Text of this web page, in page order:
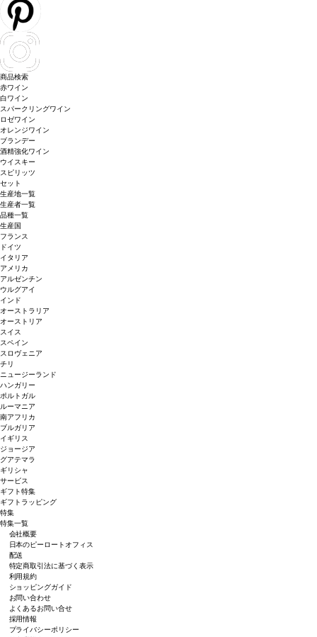
商品検索
赤ワイン
白ワイン
スパークリングワイン
ロゼワイン
オレンジワイン
ブランデー
酒精強化ワイン
ウイスキー
スピリッツ
セット
生産地一覧
生産者一覧
品種一覧
生産国
フランス
ドイツ
イタリア
アメリカ
アルゼンチン
ウルグアイ
インド
オーストラリア
オーストリア
スイス
スペイン
スロヴェニア
チリ
ニュージーランド
ハンガリー
ポルトガル
ルーマニア
南アフリカ
ブルガリア
イギリス
ジョージア
グアテマラ
ギリシャ
サービス
ギフト特集
ギフトラッピング
特集
特集一覧
会社概要
日本のピーロートオフィス
配送
特定商取引法に基づく表示
利用規約
ショッピングガイド
お問い合わせ
よくあるお問い合せ
採用情報
プライバシーポリシー